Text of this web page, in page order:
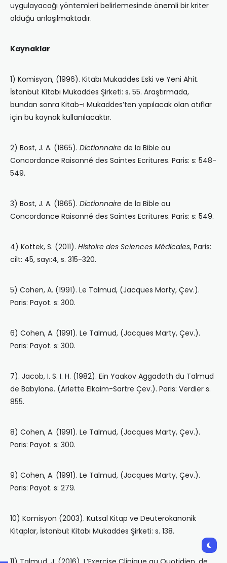
uygulayacağı yöntemleri belirlemesinde önemli bir kriter
olduğu anlaşılmaktadır.
Kaynaklar
1) Komisyon, (1996). Kitabı Mukaddes Eski ve Yeni Ahit.
İstanbul: Kitabı Mukaddes Şirketi: s. 55. Araştırmada,
bundan sonra Kitab-ı Mukaddes’ten yapılacak olan atıflar
için bu kaynak kullanılacaktır.
2) Bost, J. A. (1865). Dictionnaire de la Bible ou
Concordance Raisonné des Saintes Ecritures. Paris: s: 548-
549.
3) Bost, J. A. (1865). Dictionnaire de la Bible ou
Concordance Raisonné des Saintes Ecritures. Paris: s: 549.
4) Kottek, S. (2011). Histoire des Sciences Médicales, Paris:
cilt: 45, sayı:4, s. 315-320.
5) Cohen, A. (1991). Le Talmud, (Jacques Marty, Çev.).
Paris: Payot. s: 300.
6) Cohen, A. (1991). Le Talmud, (Jacques Marty, Çev.).
Paris: Payot. s: 300.
7). Jacob, I. S. I. H. (1982). Ein Yaakov Aggadoth du Talmud
de Babylone. (Arlette Elkaim-Sartre Çev.). Paris: Verdier s.
855.
8) Cohen, A. (1991). Le Talmud, (Jacques Marty, Çev.).
Paris: Payot. s: 300.
9) Cohen, A. (1991). Le Talmud, (Jacques Marty, Çev.).
Paris: Payot. s: 279.
10) Komisyon (2003). Kutsal Kitap ve Deuterokanonik
Kitaplar, İstanbul: Kitabı Mukaddes Şirketi: s. 138.